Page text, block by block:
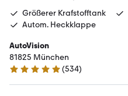
Größerer Krafstofftank
Autom. Heckklappe
AutoVision
81825 München
4.9 Sterne
(534)